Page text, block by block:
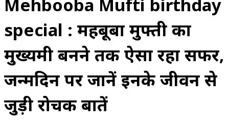
Mehbooba Mufti birthday
special : महबूबा मुफ्ती का
मुख्यमंत्री बनने तक ऐसा रहा सफर,
जन्मदिन पर जानें इनके जीवन से
जुड़ी रोचक बातें